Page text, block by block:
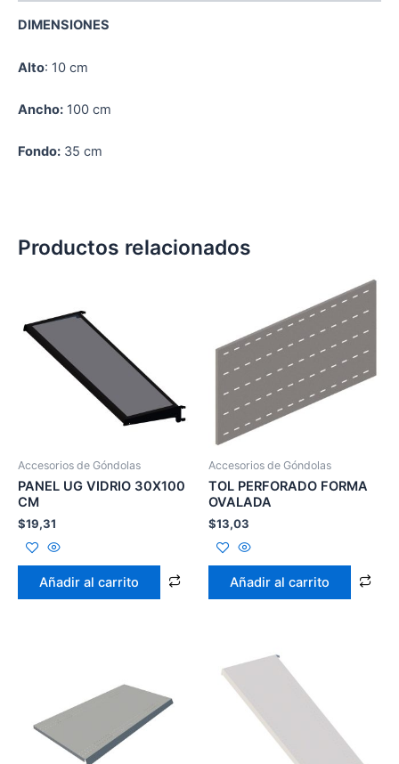
DIMENSIONES
Alto: 10 cm
Ancho: 100 cm
Fondo: 35 cm
Productos relacionados
Accesorios de Góndolas
PANEL UG VIDRIO 30X100
CM
$19,31
Añadir al carrito
Accesorios de Góndolas
TOL PERFORADO FORMA
OVALADA
$13,03
Añadir al carrito